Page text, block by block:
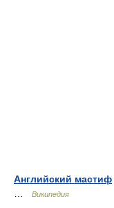
Английский мастиф
Википедия